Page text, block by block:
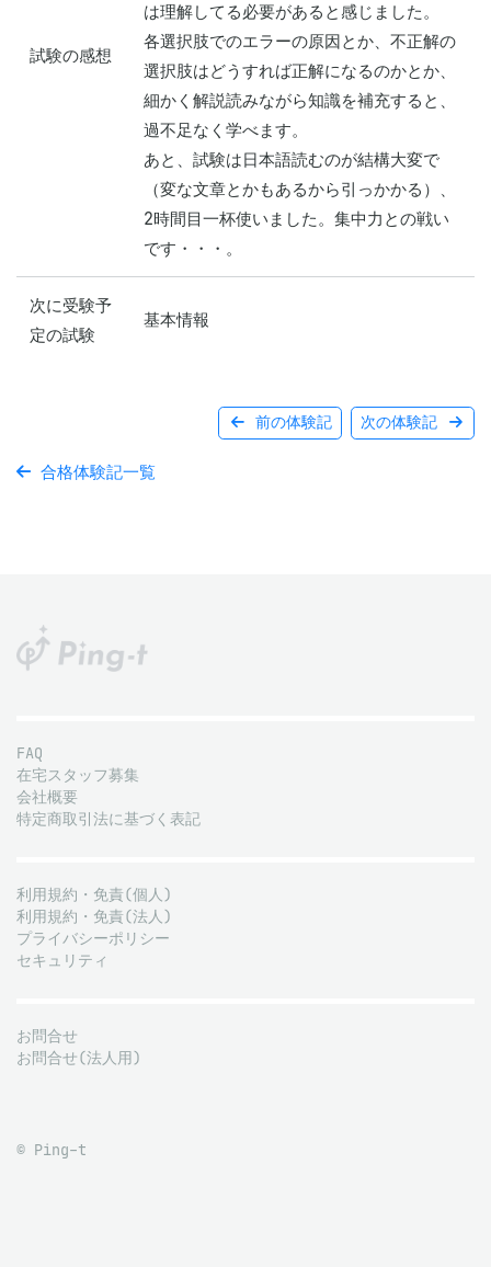
試験の感想
は理解してる必要があると感じました。
各選択肢でのエラーの原因とか、不正解の
選択肢はどうすれば正解になるのかとか、
細かく解説読みながら知識を補充すると、
過不足なく学べます。
あと、試験は日本語読むのが結構大変で
（変な文章とかもあるから引っかかる）、
2時間目一杯使いました。集中力との戦い
です・・・。
次に受験予
定の試験
基本情報
前の体験記 次の体験記
合格体験記一覧
FAQ
在宅スタッフ募集
会社概要
特定商取引法に基づく表記
利用規約・免責(個人)
利用規約・免責(法人)
プライバシーポリシー
セキュリティ
お問合せ
お問合せ(法人用)
© Ping-t